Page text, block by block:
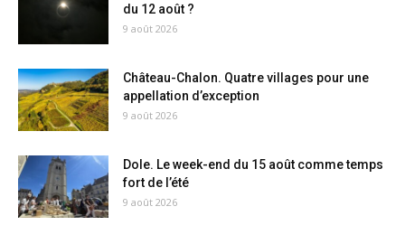
du 12 août ?
9 août 2026
Château-Chalon. Quatre villages pour une
appellation d’exception
9 août 2026
Dole. Le week-end du 15 août comme temps
fort de l’été
9 août 2026